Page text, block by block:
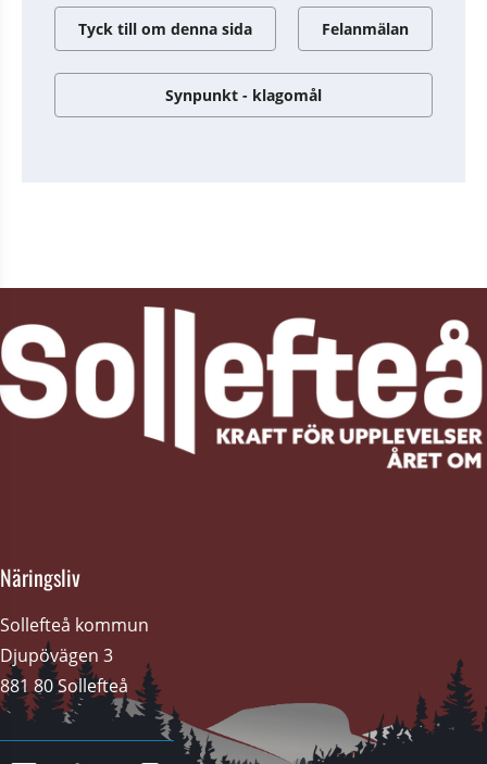
Tyck till om denna sida Felanmälan
Synpunkt - klagomål
Näringsliv
Sollefteå kommun
Djupövägen 3
881 80 Sollefteå